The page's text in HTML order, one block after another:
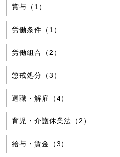
賞与（1）
労働条件（1）
労働組合（2）
懲戒処分（3）
退職・解雇（4）
育児・介護休業法（2）
給与・賃金（3）